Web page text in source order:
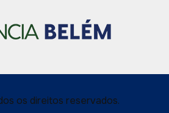
os direitos reservados.